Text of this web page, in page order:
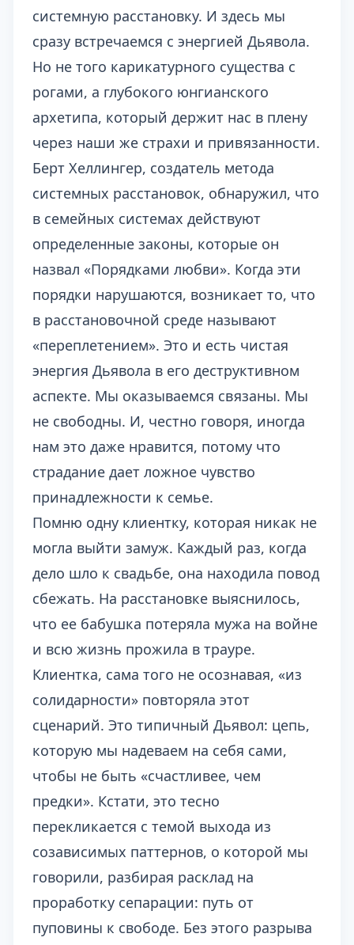
системную расстановку. И здесь мы
сразу встречаемся с энергией Дьявола.
Но не того карикатурного существа с
рогами, а глубокого юнгианского
архетипа, который держит нас в плену
через наши же страхи и привязанности.
Берт Хеллингер, создатель метода
системных расстановок, обнаружил, что
в семейных системах действуют
определенные законы, которые он
назвал «Порядками любви». Когда эти
порядки нарушаются, возникает то, что
в расстановочной среде называют
«переплетением». Это и есть чистая
энергия Дьявола в его деструктивном
аспекте. Мы оказываемся связаны. Мы
не свободны. И, честно говоря, иногда
нам это даже нравится, потому что
страдание дает ложное чувство
принадлежности к семье.
Помню одну клиентку, которая никак не
могла выйти замуж. Каждый раз, когда
дело шло к свадьбе, она находила повод
сбежать. На расстановке выяснилось,
что ее бабушка потеряла мужа на войне
и всю жизнь прожила в трауре.
Клиентка, сама того не осознавая, «из
солидарности» повторяла этот
сценарий. Это типичный Дьявол: цепь,
которую мы надеваем на себя сами,
чтобы не быть «счастливее, чем
предки». Кстати, это тесно
перекликается с темой выхода из
созависимых паттернов, о которой мы
говорили, разбирая расклад на
проработку сепарации: путь от
пуповины к свободе. Без этого разрыва